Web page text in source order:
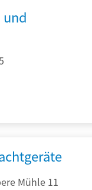
und
Mühle 11